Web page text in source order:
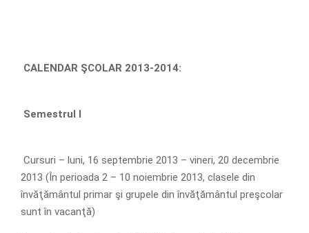
CALENDAR ŞCOLAR 2013-2014:
Semestrul I
Cursuri – luni, 16 septembrie 2013 – vineri, 20 decembrie
2013 (În perioada 2 – 10 noiembrie 2013, clasele din
învăţământul primar şi grupele din învăţământul preşcolar
sunt în vacanţă)